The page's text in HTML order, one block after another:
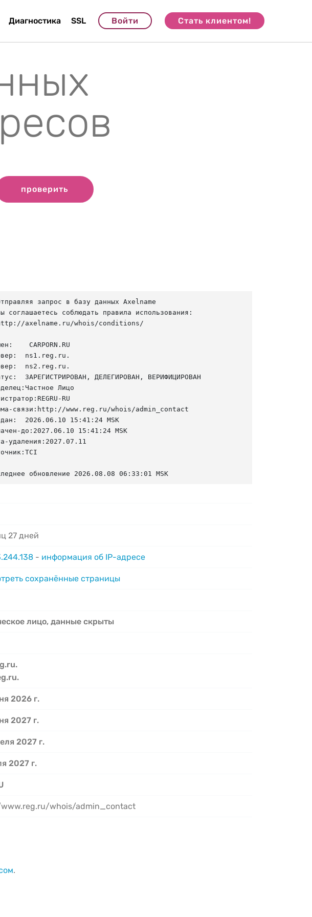
Диагностика SSL Войти Стать клиентом!
проверить
запрос в базу данных Axelname
соглашаетесь соблюдать правила использования:
axelname.ru/whois/conditions/
CARPORN.RU
ns1.reg.ru.
ns2.reg.ru.
ЗАРЕГИСТРИРОВАН, ДЕЛЕГИРОВАН, ВЕРИФИЦИРОВАН
Лицо
RU
связи:http://www.reg.ru/whois/admin_contact
2026.06.10 15:41:24 MSK
до:2027.06.10 15:41:24 MSK
удаления:2027.07.11
обновление 2026.08.08 06:33:01 MSK
27 дней
- информация об IP-адресе
сохранённые страницы
лицо, данные скрыты
2026 г.
2027 г.
2027 г.
2027 г.
whois/admin_contact
.